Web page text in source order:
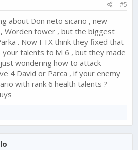
#5
about Don neto sicario , new
Worden tower , but the biggest
. Now FTX think they fixed that
your talents to lvl 6 , but they made
wondering how to attack
4 David or Parca , if your enemy
with rank 6 health talents ?